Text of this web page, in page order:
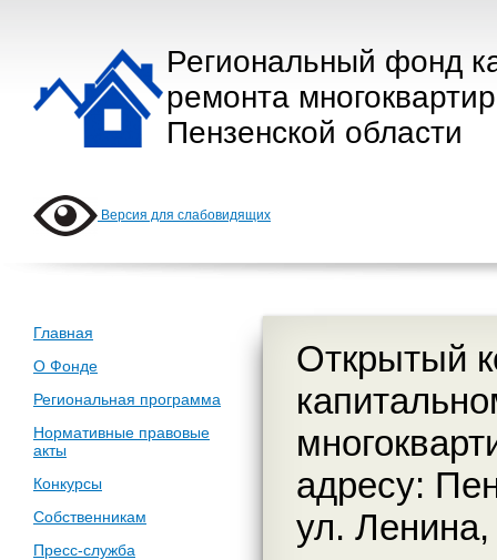
Региональный фонд
ремонта
Пензенской области
Версия для слабовидящих
Главная
О Фонде
Региональная программа
Нормативные правовые
акты
Конкурсы
Собственникам
Пресс-служба
Открытый
адресу:
ул. Ленина,